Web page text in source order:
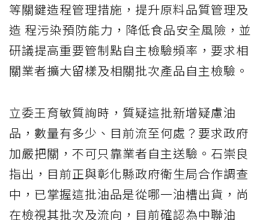
等關鍵造程管理措施，提升原料品質管理及
造 程污染預防能力，降低食品安全風險，並
研議提高重要管制點自主檢驗頻率，要求相
關業者擴大留樣及相關批次產品自主檢驗。
立委王育敏質詢時，質疑這批新增疑慮油
品，數量有多少、目前流至何處？要求政府
加嚴把關，不可只靠業者自主送驗。石崇良
指出，目前正與彰化縣政府衛生局合作調查
中，已掌握這批油品是從哪一油槽出貨，尚
在檢視其批次及流向，目前確認為中聯油